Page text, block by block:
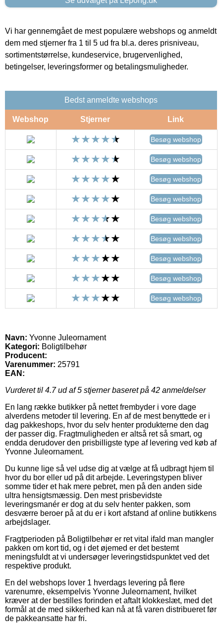
Vi har gennemgået de mest populære webshops og anmeldt
dem med stjerner fra 1 til 5 ud fra bl.a. deres prisniveau,
sortimentstørrelse, kundeservice, brugervenlighed,
betingelser, leveringsformer og betalingsmuligheder.
Bedst anmeldte webshops
Webshop Stjerner Link
Besøg webshop
Besøg webshop
Besøg webshop
Besøg webshop
Besøg webshop
Besøg webshop
Besøg webshop
Besøg webshop
Besøg webshop
Navn: Yvonne Juleornament
Kategori: Boligtilbehør
Producent:
Varenummer: 25791
EAN:
Vurderet til 4.7ud af 5 stjerner baseret på 42 anmeldelser
En lang række butikker på nettet frembyder i vore dage
alverdens metoder til levering. En af de mest benyttede er i
dag pakkeshops, hvor du selv henter produkterne den dag
der passer dig. Fragtmuligheden er altså ret så smart, og
endda derudover den prisbilligste type af levering ved køb af
Yvonne Juleornament.
Du kunne lige så vel udse dig at vælge at få udbragt hjem til
hvor du bor eller ud på dit arbejde. Leveringstypen bliver
somme tider et hak mere pebret, men på den anden side
ultra hensigtsmæssig. Den mest prisbevidste
leveringsmanér er dog at du selv henter pakken, som
desværre beroer på at du er i kort afstand af online butikkens
arbejdslager.
Fragtperioden på Boligtilbehør er ret vital ifald man mangler
pakken om kort tid, og i det øjemed er det bestemt
meningsfuldt at vi undersøger leveringstidspunktet ved det
respektive produkt.
En del webshops lover 1 hverdags levering på flere
varenumre, eksempelvis Yvonne Juleornament, hvilket
kræver at der bestilles forinden et aftalt klokkeslæt, med det
formål at de med sikkerhed kan nå at få varen distribueret før
de pakkeansatte har fri.